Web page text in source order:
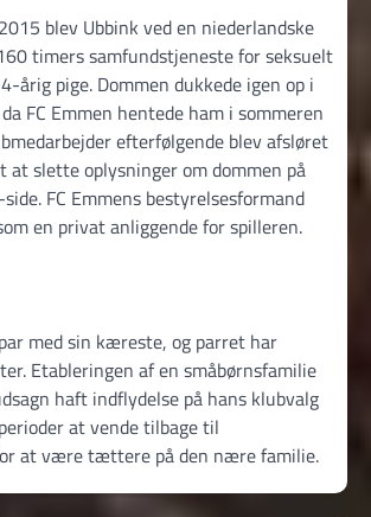
blev Ubbink ved en niederlandske
timers samfundstjeneste for seksuelt
årig pige. Dommen dukkede igen op i
FC Emmen hentede ham i sommeren
efterfølgende blev afsløret
at slette oplysninger om dommen på
FC Emmens bestyrelsesformand
en privat anliggende for spilleren.
med sin kæreste, og parret har
Etableringen af en småbørnsfamilie
haft indflydelse på hans klubvalg
at vende tilbage til
at være tættere på den nære familie.